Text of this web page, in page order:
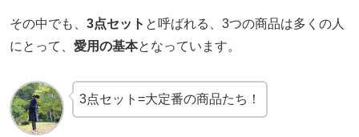
その中でも、 3点セット と呼ばれる、3つの商品は多くの人
にとって、 愛用の基本となっています。
3点セット=大定番の商品たち！